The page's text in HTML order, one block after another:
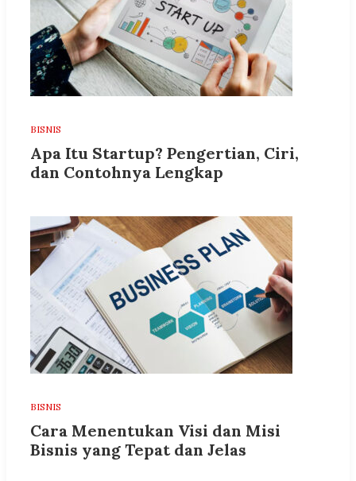
BISNIS
Apa Itu Startup? Pengertian, Ciri,
dan Contohnya Lengkap
BISNIS
Cara Menentukan Visi dan Misi
Bisnis yang Tepat dan Jelas